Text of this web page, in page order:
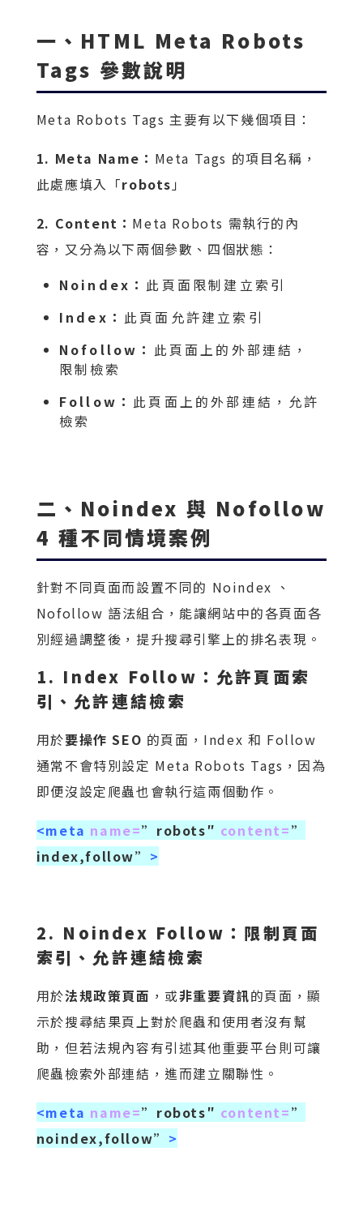
一、 HTML Meta Robots
Tags 參數說明
Meta Robots Tags 主要有以下幾個項目：
1. Meta Name： Meta Tags 的項目名稱，
此處應填入「robots 」
2. Content： Meta Robots 需執行的內
容，又分為以下兩個參數、四個狀態：
Noindex： 此頁面限制建立索引
Index： 此頁面允許建立索引
Nofollow： 此頁面上的外部連結，
限制檢索
Follow： 此頁面上的外部連結，允許
檢索
二、Noindex 與 Nofollow
4 種不同情境案例
針對不同頁面而設置不同的 Noindex 、
Nofollow 語法組合，能讓網站中的各頁面各
別經過調整後，提升搜尋引擎上的排名表現。
1. Index Follow：允許頁面索
引、允許連結檢索
用於要操作 SEO 的頁面，Index 和 Follow
通常不會特別設定 Meta Robots Tags，因為
即便沒設定爬蟲也會執行這兩個動作。
<meta name=”robots″ content=”
index,follow” >
2. Noindex Follow：限制頁面
索引、允許連結檢索
用於法規政策頁面 ，或非重要資訊的頁面，顯
示於搜尋結果頁上對於爬蟲和使用者沒有幫
助，但若法規內容有引述其他重要平台則可讓
爬蟲檢索外部連結，進而建立關聯性。
<meta name=”robots″ content=”
noindex,follow” >